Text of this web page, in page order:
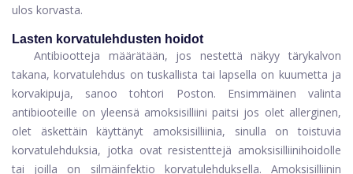
ulos korvasta.
Lasten korvatulehdusten hoidot
Antibiootteja määrätään, jos nestettä näkyy tärykalvon
takana, korvatulehdus on tuskallista tai lapsella on kuumetta ja
korvakipuja, sanoo tohtori Poston. Ensimmäinen valinta
antibiooteille on yleensä amoksisilliini paitsi jos olet allerginen,
olet äskettäin käyttänyt amoksisilliinia, sinulla on toistuvia
korvatulehduksia, jotka ovat resistenttejä amoksisilliinihoidolle
tai joilla on silmäinfektio korvatulehduksella. Amoksisilliinin